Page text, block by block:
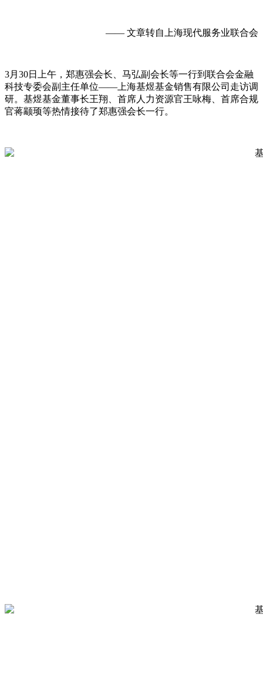
—— 文章转自上海现代服务业联合会
3月30日上午，郑惠强会长、马弘副会长等一行到联合会金融
科技专委会副主任单位——上海基煜基金销售有限公司走访调
研。基煜基金董事长王翔、首席人力资源官王咏梅、首席合规
官蒋颛顼等热情接待了郑惠强会长一行。